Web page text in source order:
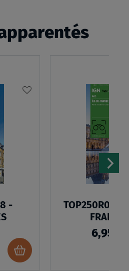
-
Ajouter
au
TOP250R03 -
FRANCE
6,95 €